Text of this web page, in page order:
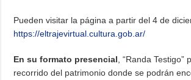
Pueden visitar la página a partir del 4 de
https://eltrajevirtual.cultura.gob.ar/
En su formato presencial , “Randa Testigo”
recorrido del patrimonio donde se podrán